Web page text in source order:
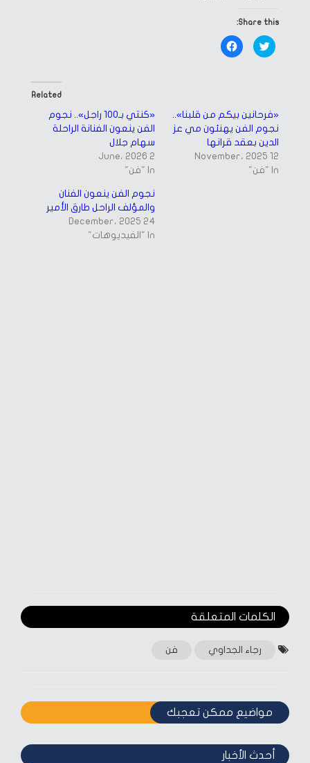
Share this:
Click
to
share
window)
Click
to
window)
Related
«كنتي بـ100 راجل».. نجوم
الفن ينعون الفنانة الراحلة
سهام جلال
2 June، 2026
In "فن"
«فرحانين بيكم من قلبنا»..
نجوم الفن يهنئون مي عز
الدين بعقد قرانها
12 November، 2025
In "فن"
نجوم الفن ينعون الفنان
والمؤلف الراحل طارق الأمير
24 December، 2025
In "الفيديوهات"
الكلمات المتعلقة‎
رجاء الجداوي فن
مواضيع ممكن تعجبك
أحدث الأخبار